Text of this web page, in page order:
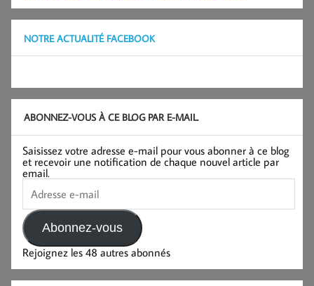
NOTRE ACTUALITÉ FACEBOOK
ABONNEZ-VOUS À CE BLOG PAR E-MAIL.
Saisissez votre adresse e-mail pour vous abonner à ce blog
et recevoir une notification de chaque nouvel article par
email.
Adresse
e-
mail
Abonnez-vous
Rejoignez les 48 autres abonnés